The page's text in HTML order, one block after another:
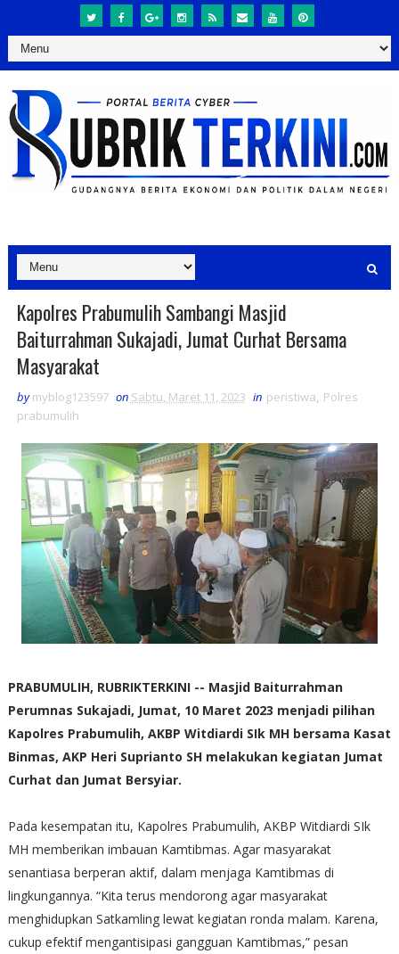
Kapolres Prabumulih Sambangi Masjid
Baiturrahman Sukajadi, Jumat Curhat Bersama
Masyarakat
by myblog123597 on Sabtu, Maret 11, 2023 in peristiwa, Polres
prabumulih
PRABUMULIH, RUBRIKTERKINI -- Masjid Baiturrahman
Perumnas Sukajadi, Jumat, 10 Maret 2023 menjadi pilihan
Kapolres Prabumulih, AKBP Witdiardi SIk MH bersama Kasat
Binmas, AKP Heri Suprianto SH melakukan kegiatan Jumat
Curhat dan Jumat Bersyiar.
Pada kesempatan itu, Kapolres Prabumulih, AKBP Witdiardi SIk
MH memberikan imbauan Kamtibmas. Agar masyarakat
senantiasa berperan aktif, dalam menjaga Kamtibmas di
lingkungannya. “Kita terus mendorong agar masyarakat
menghidupkan Satkamling lewat kegiatan ronda malam. Karena,
cukup efektif mengantisipasi gangguan Kamtibmas,” pesan